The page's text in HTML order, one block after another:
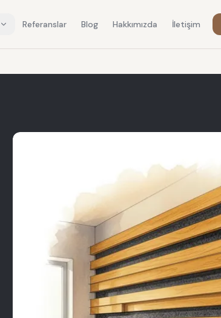
Referanslar Blog Hakkımızda İletişim